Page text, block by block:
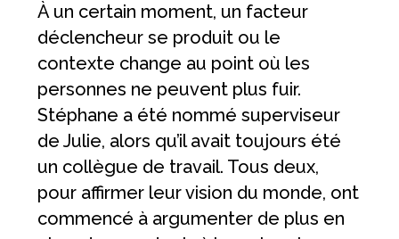
À un certain moment, un facteur
déclencheur se produit ou le
contexte change au point où les
personnes ne peuvent plus fuir.
Stéphane a été nommé superviseur
de Julie, alors qu’il avait toujours été
un collègue de travail. Tous deux,
pour affirmer leur vision du monde, ont
commencé à argumenter de plus en